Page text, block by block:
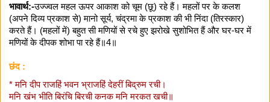
भावार्थ:-उज्ज्वल महल ऊपर आकाश को चूम (छू) रहे हैं। महलों पर के कलश
(अपने दिव्य प्रकाश से) मानो सूर्य, चंद्रमा के प्रकाश की भी निंदा (तिरस्कार)
करते हैं। (महलों में) बहुत सी मणियों से रचे हुए झरोखे सुशोभित हैं और घर-घर में
मणियों के दीपक शोभा पा रहे हैं॥4॥
छंद :
* मनि दीप राजहिं भवन भ्राजहिं देहरीं बिद्रुम रची।
मनि खंभ भीति बिरंचि बिरची कनक मनि मरकत खची॥